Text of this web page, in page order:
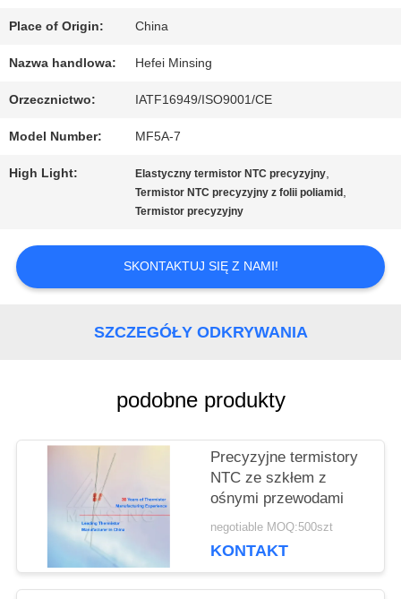
KONTROLA
JAKOŚCI
SKONTAKTUJ
SIĘ
NAMI
WYCENĘ
SITEMAP
Place of Origin: China
Nazwa handlowa: Hefei Minsing
Orzecznictwo: IATF16949/ISO9001/CE
Model Number: MF5A-7
High Light: Elastyczny termistor NTC precyzyjny,
Termistor NTC precyzyjny z folii poliamid ,
Termistor precyzyjny
SKONTAKTUJ SIĘ Z NAMI!
SZCZEGÓŁY ODKRYWANIA
podobne produkty
Precyzyjne termistory
NTC ze szkłem z
ośnymi przewodami
negotiable MOQ:500szt
KONTAKT